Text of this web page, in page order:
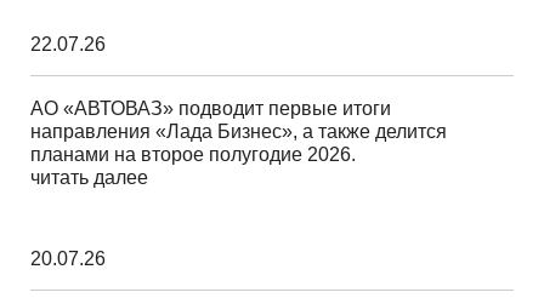
22.07.26
АО «АВТОВАЗ» подводит первые итоги
направления «Лада Бизнес», а также делится
планами на второе полугодие 2026.
читать далее
20.07.26